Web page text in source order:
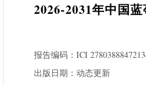
2026-2031年中国
报告编码：ICI
出版日期：动态更新